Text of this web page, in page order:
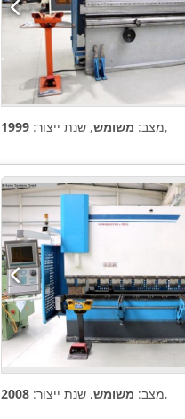
מצב: משומש, שנת ייצור: 1999 ,
מצב: משומש, שנת ייצור: 2008 ,